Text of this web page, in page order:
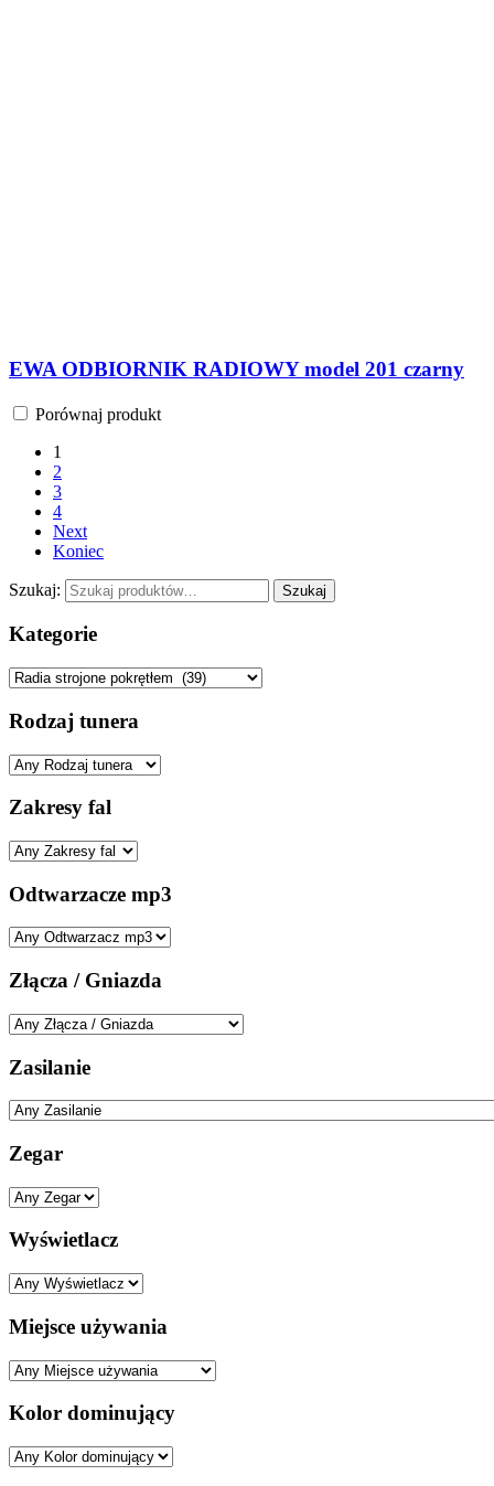
EWA ODBIORNIK RADIOWY model 201 czarny
Porównaj produkt
1
2
3
4
Next
Koniec
Szukaj: Szukaj
Kategorie
Rodzaj tunera
Zakresy fal
Odtwarzacze mp3
Złącza / Gniazda
Zasilanie
Zegar
Wyświetlacz
Miejsce używania
Kolor dominujący